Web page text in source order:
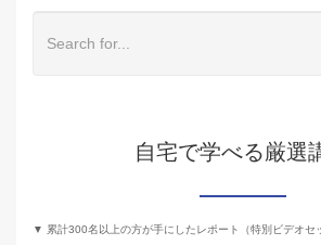
自宅で学べる厳選
▼ 累計300名以上の方が手にしたレポート（特別ビデオセ